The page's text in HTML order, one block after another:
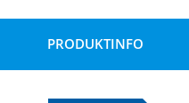
PRODUKTINFO